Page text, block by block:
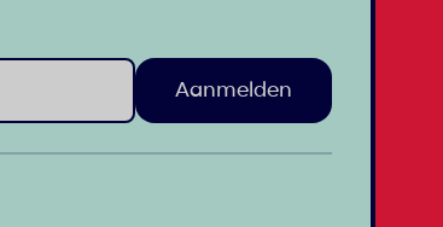
Aanmelden